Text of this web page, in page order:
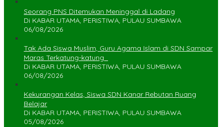
Seorang PNS Ditemukan Meninggal di Ladang
Di KABAR UTAMA, PERISTIWA, PULAU SUMBAWA
06/08/2026
Tak Ada Siswa Muslim, Guru Agama Islam di SDN Sampar
Maras Terkatung-katung ‎
Di KABAR UTAMA, PERISTIWA, PULAU SUMBAWA
06/08/2026
Kekurangan Kelas, Siswa SDN Kanar Rebutan Ruang
Belajar
Di KABAR UTAMA, PERISTIWA, PULAU SUMBAWA
05/08/2026